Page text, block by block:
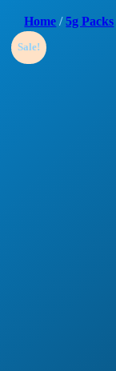
Home /5g Packs
Sale!